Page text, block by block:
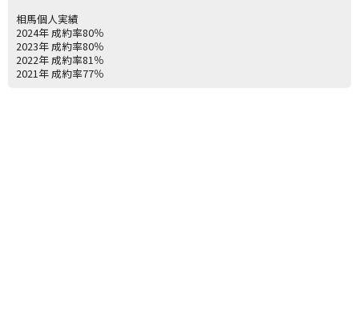
相馬個人実績
2024年 成約率80％
2023年 成約率80％
2022年 成約率81％
2021年 成約率77％